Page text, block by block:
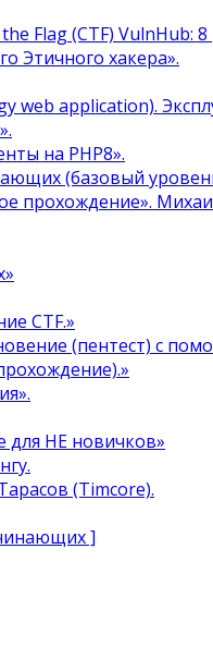
Flag (CTF) VulnHub:
Этичного хакера».
web application).
на PHP8».
(базовый
прохождение».
CTF.»
(пентест) с
для НЕ новичков»
(Timcore).
]